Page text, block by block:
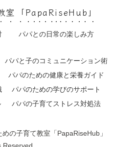
室「PapaRiseHub」
パパとの日常の楽しみ方
パパと子のコミュニケーション術
パパのための健康と栄養ガイド
パパのための学びのサポート
パパの子育てストレス対処法
の子育て教室「PapaRiseHub」
Reserved.